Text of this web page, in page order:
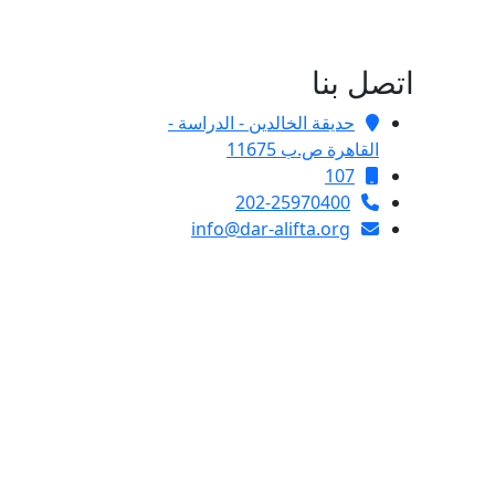
اتصل بنا
حديقة الخالدين - الدراسة -
القاهرة ص.ب 11675
107
202-25970400
info@dar-alifta.org